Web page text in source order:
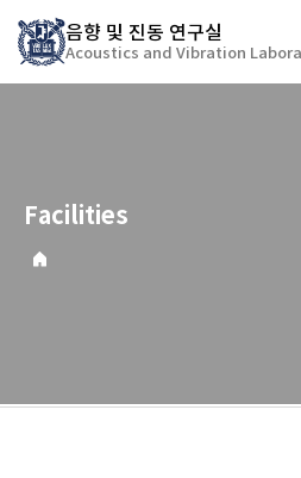
음향 및 진동 연구실
Acoustics and Vibration
Facilities